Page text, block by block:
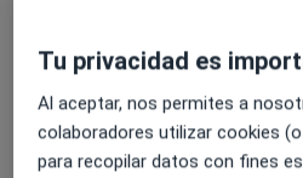
Deportiva
Osteopatía
Terapias manuales
Dolor crónico
Tu privacidad es
Al aceptar, nos permites a
colaboradores utilizar cookies
para recopilar datos con fines